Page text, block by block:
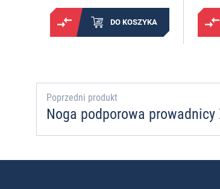
DO KOSZYKA
Poprzedni produkt
Noga podporowa prowadnicy